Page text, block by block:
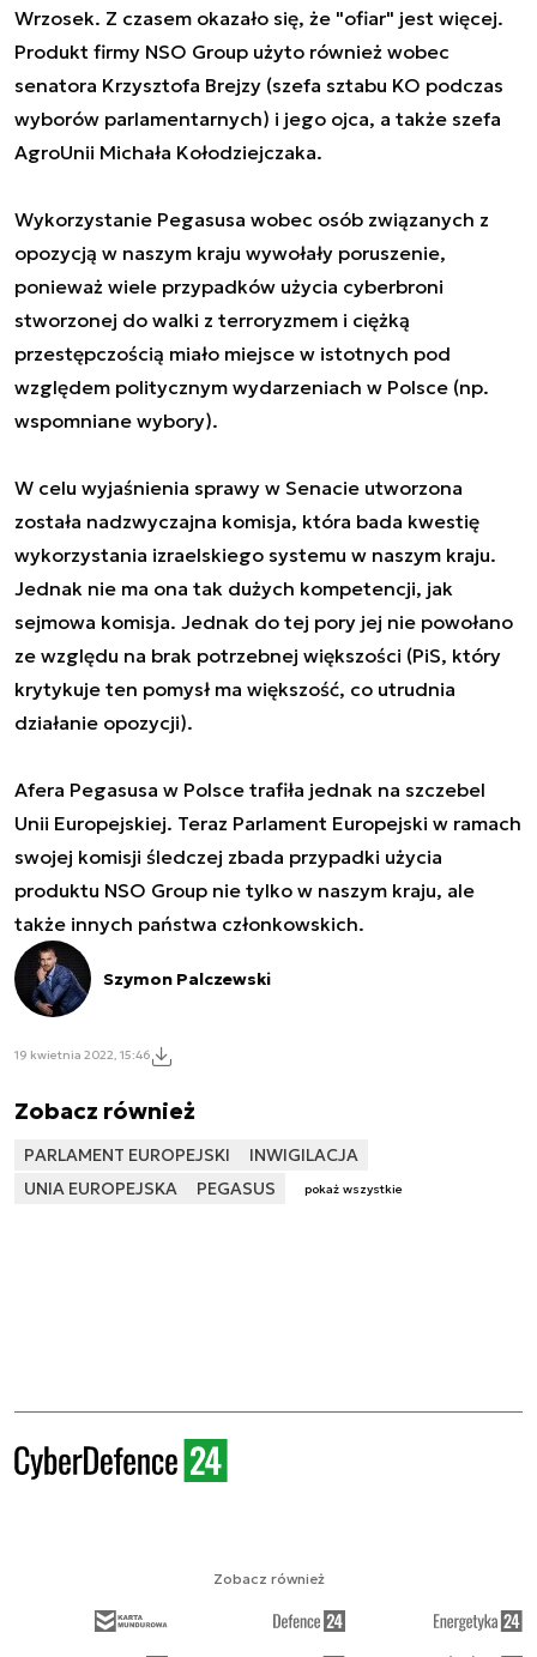
Wrzosek. Z czasem okazało się, że "ofiar" jest więcej.
Produkt firmy NSO Group użyto również wobec
senatora Krzysztofa Brejzy (szefa sztabu KO podczas
wyborów parlamentarnych) i jego ojca, a także szefa
AgroUnii Michała Kołodziejczaka.
Wykorzystanie Pegasusa wobec osób związanych z
opozycją w naszym kraju wywołały poruszenie,
ponieważ wiele przypadków użycia cyberbroni
stworzonej do walki z terroryzmem i ciężką
przestępczością miało miejsce w istotnych pod
względem politycznym wydarzeniach w Polsce (np.
wspomniane wybory).
W celu wyjaśnienia sprawy w Senacie utworzona
została nadzwyczajna komisja, która bada kwestię
wykorzystania izraelskiego systemu w naszym kraju.
Jednak nie ma ona tak dużych kompetencji, jak
sejmowa komisja. Jednak do tej pory jej nie powołano
ze względu na brak potrzebnej większości (PiS, który
krytykuje ten pomysł ma większość, co utrudnia
działanie opozycji).
Afera Pegasusa w Polsce trafiła jednak na szczebel
Unii Europejskiej. Teraz Parlament Europejski w ramach
swojej komisji śledczej zbada przypadki użycia
produktu NSO Group nie tylko w naszym kraju, ale
także innych państwa członkowskich.
Szymon Palczewski
19 kwietnia 2022, 15:46
Zobacz również
PARLAMENT EUROPEJSKI
INWIGILACJA
UNIA EUROPEJSKA
PEGASUS pokaż wszystkie
Zobacz również